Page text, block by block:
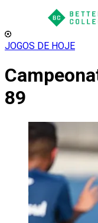
JOGOS DE HOJE
89